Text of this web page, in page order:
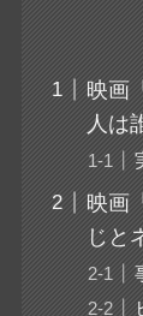
映画
人は
映画
じと